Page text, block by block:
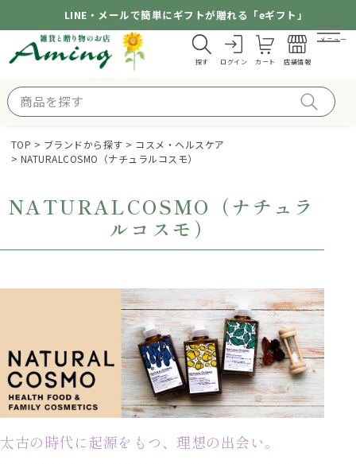
LINE・メールで簡単にギフトが贈れる「eギフト」
探す ログイン カート 店舗情報
メニュー
TOP ブランドから探す
コスメ・ヘルスケア
NATURALCOSMO（ナチュラルコスモ）
NATURALCOSMO（ナチュラ
ルコスモ）
太古の時代に起源をもつ、理想の出会い。